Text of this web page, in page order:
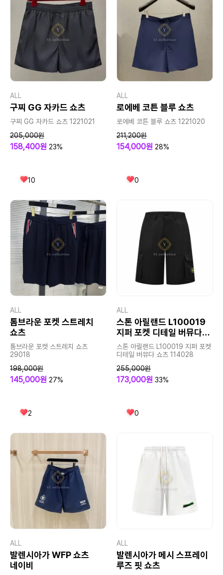
ALL
구찌 GG 자카드 쇼츠
구찌 GG 자카드 쇼츠 1221021
205,000원
158,400원 23%
10
ALL
로에베 코튼 블루 쇼츠
로에베 코튼 블루 쇼츠 1221020
211,200원
154,000원 28%
0
ALL
톰브라운 포켓 스트레치
쇼츠
톰브라운 포켓 스트레치 쇼츠
29018
198,000원
145,000원 27%
2
ALL
스톤 아릴랜드 L100019
지퍼 포켓 디테일 버뮤다
쇼츠
스톤 아릴랜드 L100019 지퍼 포켓
디테일 버뮤다 쇼츠 114028
255,000원
173,000원 33%
0
ALL
발렌시아가 WFP 쇼츠
네이비
ALL
발렌시아가 메시 스프레이
루즈 핏 쇼츠